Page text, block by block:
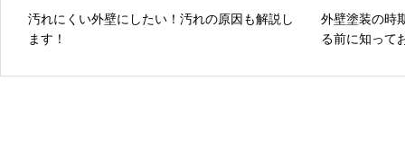
汚れにくい外壁にしたい！汚れの原因も解説し
ます！
外壁塗装の時
る前に知って